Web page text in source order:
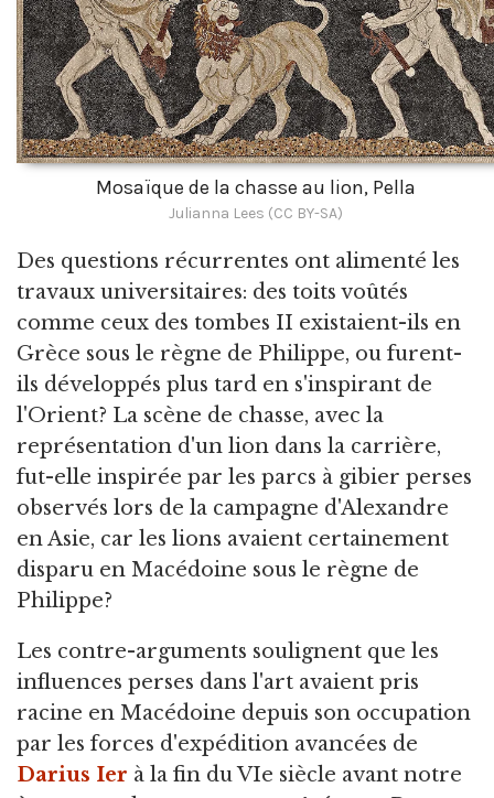
Mosaïque de la chasse au lion, Pella
Julianna Lees (CC BY-SA)
Des questions récurrentes ont alimenté les
travaux universitaires: des toits voûtés
comme ceux des tombes II existaient-ils en
Grèce sous le règne de Philippe, ou furent-
ils développés plus tard en s'inspirant de
l'Orient? La scène de chasse, avec la
représentation d'un lion dans la carrière,
fut-elle inspirée par les parcs à gibier perses
observés lors de la campagne d'Alexandre
en Asie, car les lions avaient certainement
disparu en Macédoine sous le règne de
Philippe?
Les contre-arguments soulignent que les
influences perses dans l'art avaient pris
racine en Macédoine depuis son occupation
par les forces d'expédition avancées de
Darius Ier à la fin du VIe siècle avant notre